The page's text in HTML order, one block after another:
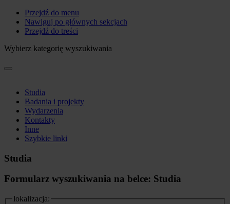
Przejdź do menu
Nawiguj po głównych sekcjach
Przejdź do treści
Wybierz kategorię wyszukiwania
Studia
Badania i projekty
Wydarzenia
Kontakty
Inne
Szybkie linki
Studia
Formularz wyszukiwania na belce: Studia
lokalizacja: